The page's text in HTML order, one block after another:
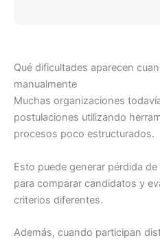
Qué dificultades aparecen
manualmente
Muchas organizaciones
postulaciones utilizando
procesos poco estructurados.
Esto puede generar pérdida
para comparar candidatos y
criterios diferentes.
Además, cuando participan